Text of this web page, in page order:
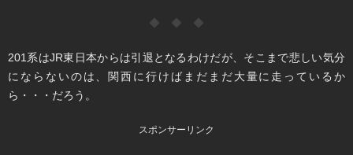
◆ ◆ ◆
201系はJR東日本からは引退となるわけだが、そこまで悲しい気分
にならないのは、関西に行けばまだまだ大量に走っているか
ら・・・だろう。
スポンサーリンク